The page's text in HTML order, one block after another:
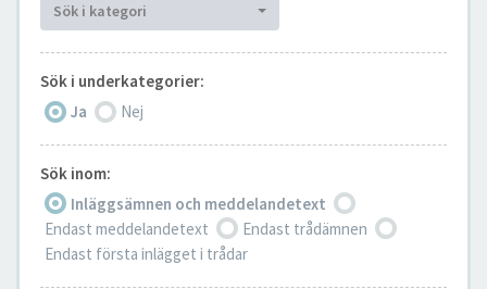
Sök i kategori
Sök i underkategorier:
Ja
Nej
Sök inom:
Inläggsämnen och meddelandetext
Endast meddelandetext
Endast trådämnen
Endast första inlägget i trådar